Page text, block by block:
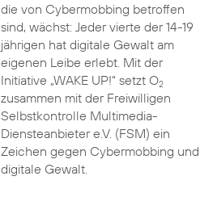
die von Cybermobbing betroffen
sind, wächst: Jeder vierte der 14-19
jährigen hat digitale Gewalt am
eigenen Leibe erlebt. Mit der
Initiative „WAKE UP!“ setzt O2
zusammen mit der Freiwilligen
Selbstkontrolle Multimedia-
Diensteanbieter e.V. (FSM) ein
Zeichen gegen Cybermobbing und
digitale Gewalt.